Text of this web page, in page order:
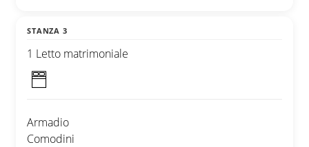
STANZA 3
1 Letto matrimoniale
Armadio
Comodini